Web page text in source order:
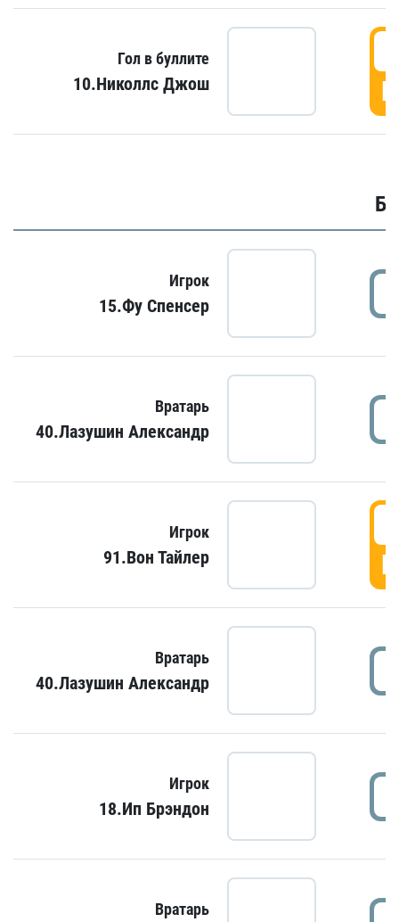
Гол в буллите
10.Николлс Джош
Игрок
15.Фу Спенсер
Вратарь
40.Лазушин Александр
Игрок
91.Вон Тайлер
Вратарь
40.Лазушин Александр
Игрок
18.Ип Брэндон
Вратарь